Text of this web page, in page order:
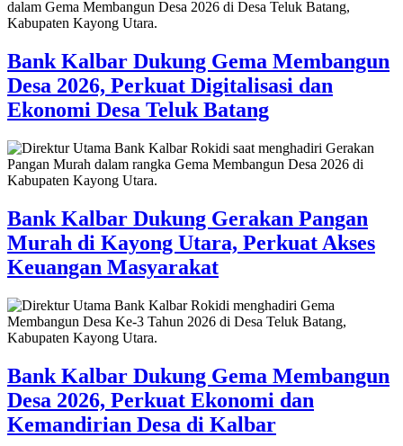
Bank Kalbar Dukung Gema Membangun
Desa 2026, Perkuat Digitalisasi dan
Ekonomi Desa Teluk Batang
Bank Kalbar Dukung Gerakan Pangan
Murah di Kayong Utara, Perkuat Akses
Keuangan Masyarakat
Bank Kalbar Dukung Gema Membangun
Desa 2026, Perkuat Ekonomi dan
Kemandirian Desa di Kalbar